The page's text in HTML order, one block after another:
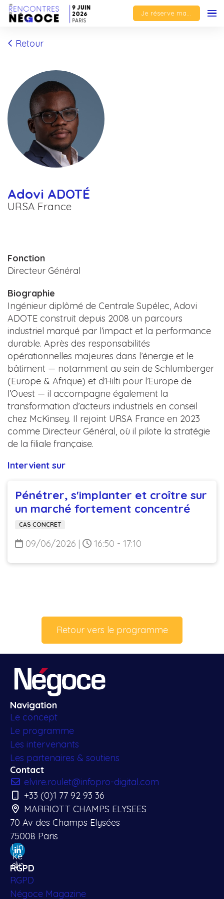
Retour
Adovi ADOTÉ
URSA France
Fonction
Directeur Général
Biographie
Ingénieur diplômé de Centrale Supélec, Adovi
ADOTE construit depuis 2008 un parcours
industriel marqué par l’impact et la performance
durable. Après des responsabilités
opérationnelles majeures dans l’énergie et le
bâtiment — notamment au sein de Schlumberger
(Europe & Afrique) et d’Hilti pour l’Europe de
l’Ouest — il accompagne également la
transformation d’acteurs industriels en conseil
chez McKinsey. Il rejoint URSA France en 2023
comme Directeur Général, où il pilote la stratégie
de la filiale française.
Intervient sur
Pénétrer, s'implanter et croître sur
un marché fortement concentré
CAS CONCRET
09/06/2026 | 16:50 - 17:10
Retour vers le programme
Navigation
Le concept
Le programme
Les intervenants
Les partenaires & soutiens
Contact
elvire.roulet@infopro-digital.com
+33 (0)1 77 92 93 36
MARRIOTT CHAMPS ELYSEES
70 Av des Champs Elysées
75008 Paris
Lin
ke
din
RGPD
RGPD
Négoce Magazine